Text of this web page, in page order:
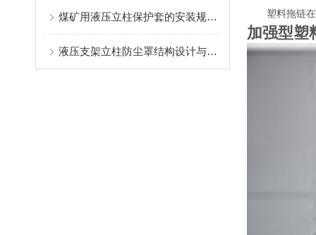
煤矿用液压立柱保护套的安装规范与使用寿命提升方案
液压支架立柱防尘罩结构设计与密封防护原理
塑料拖链在
加强型塑